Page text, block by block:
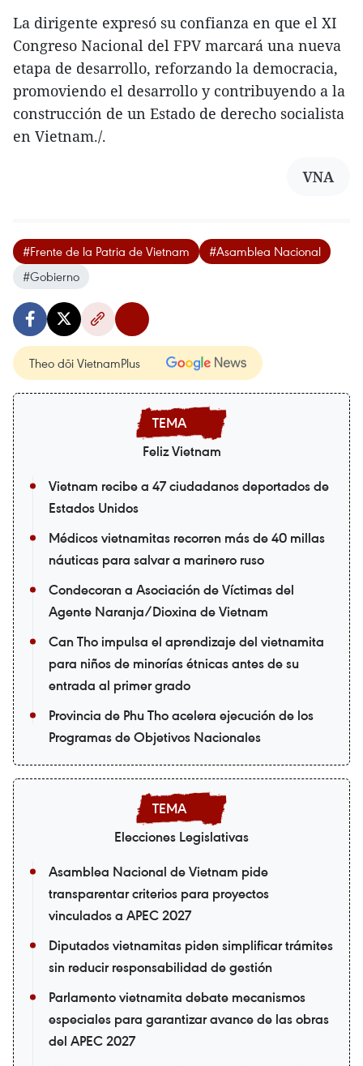
La dirigente expresó su confianza en que el XI
Congreso Nacional del FPV marcará una nueva
etapa de desarrollo, reforzando la democracia,
promoviendo el desarrollo y contribuyendo a la
construcción de un Estado de derecho socialista
en Vietnam./.
VNA
#Frente de la Patria de Vietnam
#Asamblea Nacional
#Gobierno
Theo dõi VietnamPlus
Feliz Vietnam
Vietnam recibe a 47 ciudadanos deportados de
Estados Unidos
Médicos vietnamitas recorren más de 40 millas
náuticas para salvar a marinero ruso
Condecoran a Asociación de Víctimas del
Agente Naranja/Dioxina de Vietnam
Can Tho impulsa el aprendizaje del vietnamita
para niños de minorías étnicas antes de su
entrada al primer grado
Provincia de Phu Tho acelera ejecución de los
Programas de Objetivos Nacionales
Elecciones Legislativas
Asamblea Nacional de Vietnam pide
transparentar criterios para proyectos
vinculados a APEC 2027
Diputados vietnamitas piden simplificar trámites
sin reducir responsabilidad de gestión
Parlamento vietnamita debate mecanismos
especiales para garantizar avance de las obras
del APEC 2027